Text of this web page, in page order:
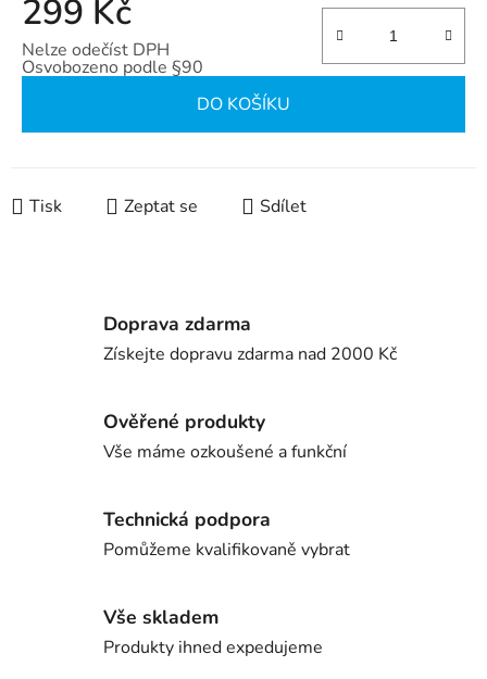
299 Kč
Nelze odečíst DPH
Osvobozeno podle §90
DO KOŠÍKU
Tisk Zeptat se Sdílet
Doprava zdarma
Získejte dopravu zdarma nad 2000 Kč
Ověřené produkty
Vše máme ozkoušené a funkční
Technická podpora
Pomůžeme kvalifikovaně vybrat
Vše skladem
Produkty ihned expedujeme